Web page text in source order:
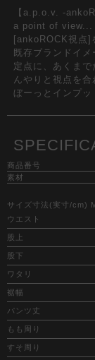
【a.p.o.v. -
a point of view...
[ankoROCK視点]
既存ブランドイ
定点に、あくま
んやりと視点を合
ぼーっとインプ
商品番号
素材
サイズ寸法(実寸/cm)
ウエスト
股上
股下
ワタリ
裾幅
パンツ丈
もも周り
すそ周り